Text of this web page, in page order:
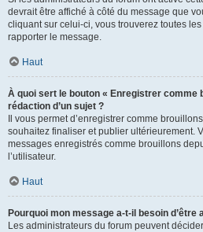
devrait être affiché à côté du message que
cliquant sur celui-ci, vous trouverez toutes
rapporter le message.
Haut
À quoi sert le bouton « Enregistrer comme
rédaction d’un sujet ?
Il vous permet d’enregistrer comme
souhaitez finaliser et publier ultérieurement.
messages enregistrés comme brouillons
l’utilisateur.
Haut
Pourquoi mon message a-t-il besoin d’être
Les administrateurs du forum peuvent